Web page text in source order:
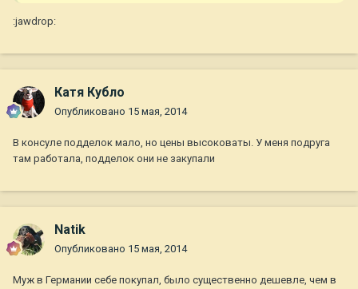
:jawdrop:
Катя Кубло
Опубликовано 15 мая, 2014
В консуле подделок мало, но цены высоковаты. У меня подруга
там работала, подделок они не закупали
Natik
Опубликовано 15 мая, 2014
Муж в Германии себе покупал, было существенно дешевле, чем в